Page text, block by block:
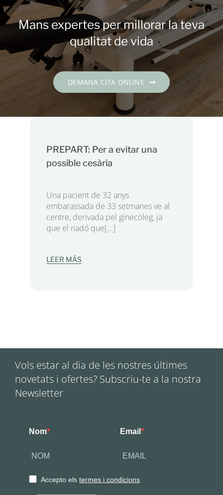
Contacte
Català
Mans expertes per millorar la teva
qualitat de vida
DEMANA CITA ONLINE
PREPART: Per a evitar una
possible cesària
Una pacient de 32 anys
embarassada de 33 setmanes ve al
centre, derivada pel ginecòleg, ja
que el nadó que[...]
LEER MÁS
Vols estar al dia de les nostres últimes
novetats i ofertes? Subscriu-te a la nostra
Newsletter
Nom Email
Accepto els termes i condicions